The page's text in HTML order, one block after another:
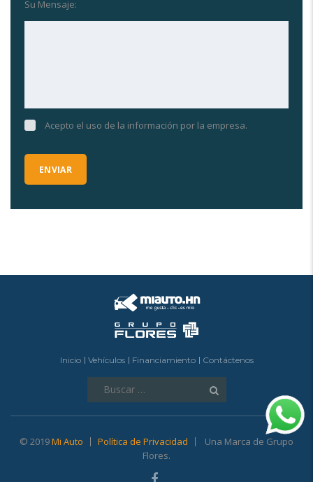
Su Mensaje:
Acepto el uso de la información por la empresa.
Inicio Vehículos Financiamiento Contáctenos
© 2019Mi Auto Política de Privacidad
Una Marca de Grupo
Flores.